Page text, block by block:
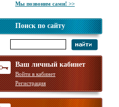
Мы позвоним сами! >>
Поиск по сайту
Ваш личный кабинет
Войти в кабинет
Регистрация